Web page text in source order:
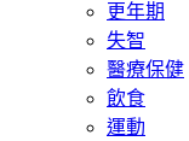
更年期
失智
醫療保健
飲食
運動